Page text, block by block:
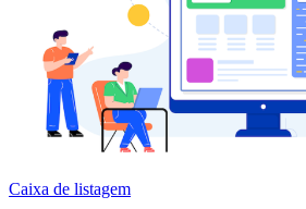
Caixa de listagem